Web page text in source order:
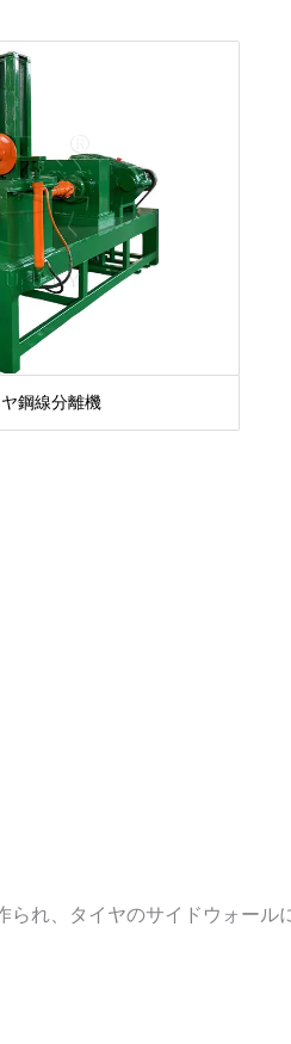
鋼線分離機
れ、タイヤのサイドウォール